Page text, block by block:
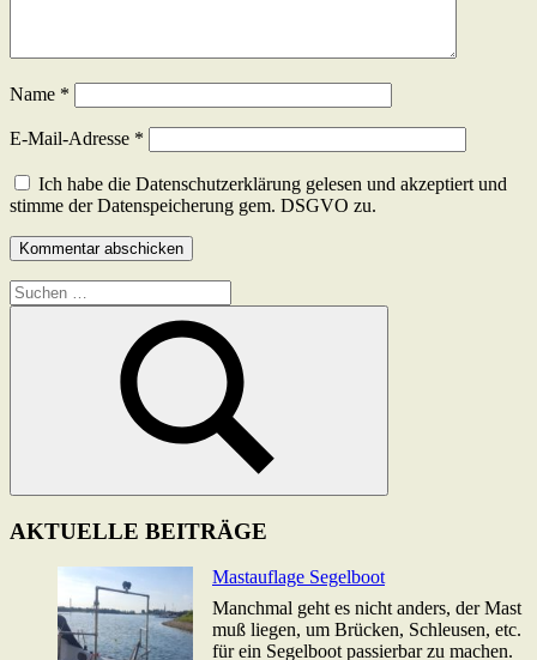
Name *
E-Mail-Adresse *
Ich habe die Datenschutzerklärung gelesen und akzeptiert und
stimme der Datenspeicherung gem. DSGVO zu.
Suchen
nach:
Suchen
AKTUELLE BEITRÄGE
Mastauflage Segelboot
Manchmal geht es nicht anders, der Mast
muß liegen, um Brücken, Schleusen, etc.
für ein Segelboot passierbar zu machen.